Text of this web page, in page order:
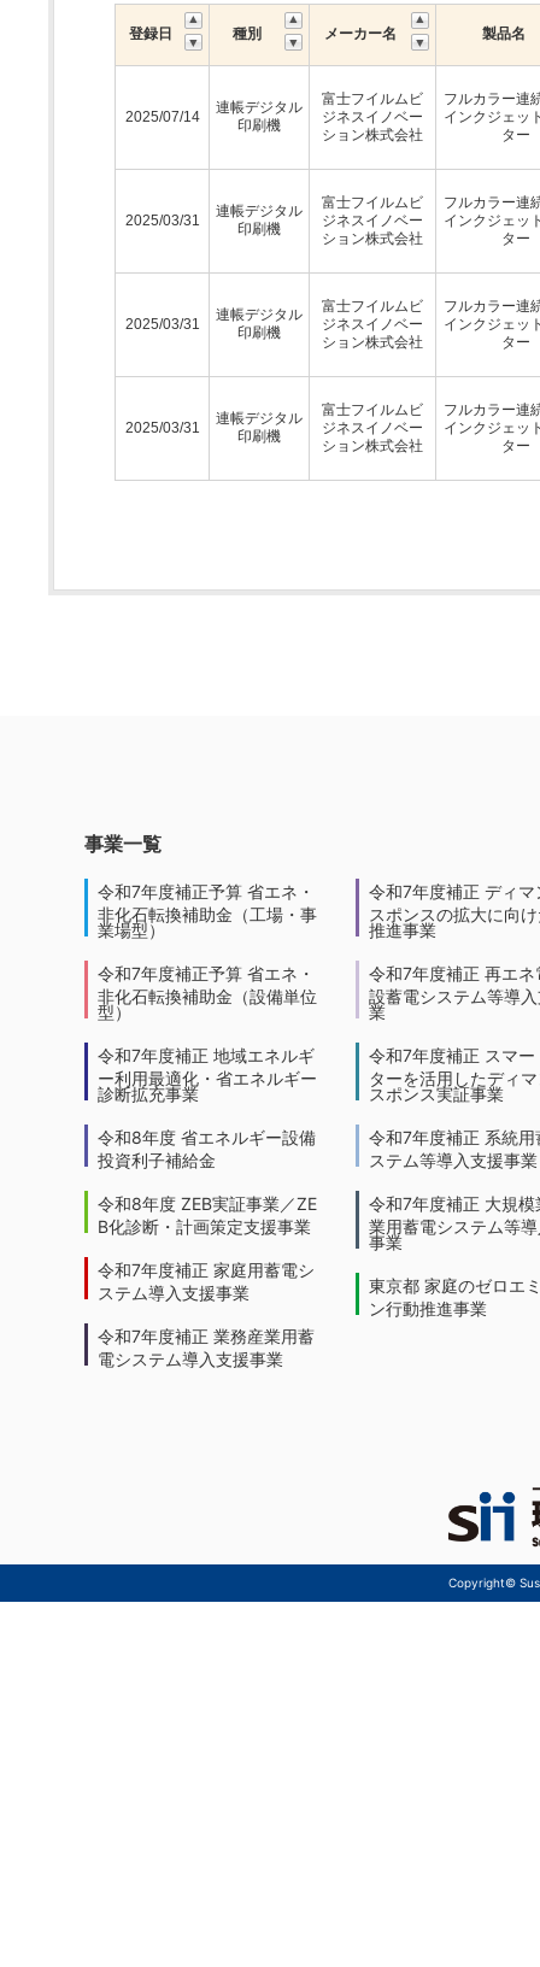
登録日 種別 メーカー名 製品名
2025/07/14
連帳デジタル
印刷機
富士フイルムビ
ジネスイノベー
ション株式会社
フルカラー連
インクジェッ
ター
2025/03/31
連帳デジタル
印刷機
富士フイルムビ
ジネスイノベー
ション株式会社
フルカラー連
インクジェッ
ター
2025/03/31
連帳デジタル
印刷機
富士フイルムビ
ジネスイノベー
ション株式会社
フルカラー連
インクジェッ
ター
2025/03/31
連帳デジタル
印刷機
富士フイルムビ
ジネスイノベー
ション株式会社
フルカラー連
インクジェッ
ター
事業一覧
令和7年度補正予算 省エネ・
非化石転換補助金（工場・事
業場型）
令和7年度補正予算 省エネ・
非化石転換補助金（設備単位
型）
令和7年度補正 地域エネルギ
ー利用最適化・省エネルギー
診断拡充事業
令和8年度 省エネルギー設備
投資利子補給金
令和8年度 ZEB実証事業／ZE
B化診断・計画策定支援事業
令和7年度補正 家庭用蓄電シ
ステム導入支援事業
令和7年度補正 業務産業用蓄
電システム導入支援事業
令和7年度補正 ディマ
スポンスの拡大に向
推進事業
令和7年度補正 再エネ
設蓄電システム等導
業
令和7年度補正 スマー
ターを活用したディ
スポンス実証事業
令和7年度補正 系統用
ステム等導入支援事業
令和7年度補正 大規模
業用蓄電システム等
事業
東京都 家庭のゼロエ
ン行動推進事業
Copyright©